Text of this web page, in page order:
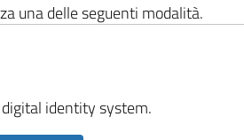
una delle seguenti modalità.
identity system.